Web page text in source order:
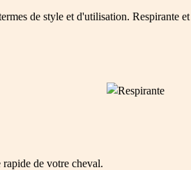
de style et d'utilisation. Respirante
rapide de votre cheval.